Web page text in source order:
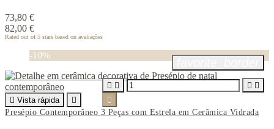
73,80 €
82,00 €
Rated out of 5 stars based on avaliações
-10%
 Vista rápida

Presépio Contemporâneo 3 Peças com Estrela em Cerâmica Vidrada
   
